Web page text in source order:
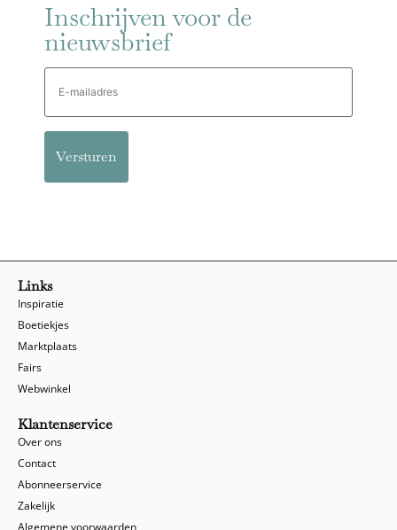
Inschrijven voor de
nieuwsbrief
E-
mailadres
Links
Inspiratie
Boetiekjes
Marktplaats
Fairs
Webwinkel
Klantenservice
Over ons
Contact
Abonneerservice
Zakelijk
Algemene voorwaarden